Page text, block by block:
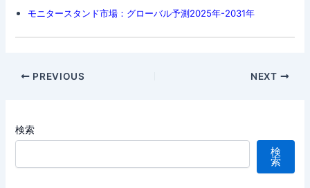
モニタースタンド市場：グローバル予測2025年-2031年
Post
PREVIOUS NEXT
検索
検
索